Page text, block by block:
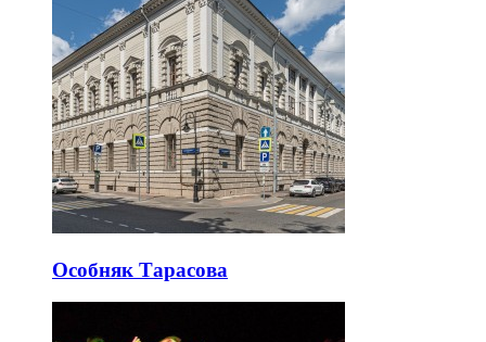
Особняк Тарасова